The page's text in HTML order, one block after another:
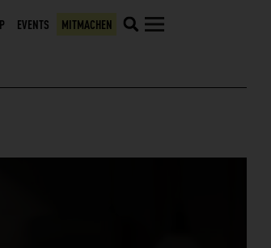
EVENTS MITMACHEN